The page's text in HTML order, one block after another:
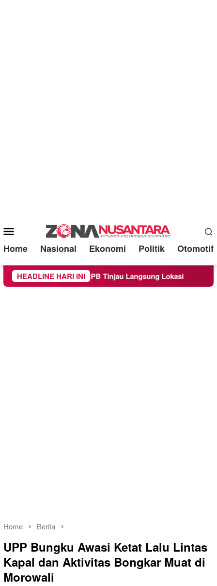
Mobile
Menu
Home Nasional Ekonomi Politik Otomotif
HEADLINE HARI INI
Malang, Kepala BNPB Tinjau Langsung Lokasi
Home Berita
UPP Bungku Awasi Ketat Lalu Lintas
Kapal dan Aktivitas Bongkar Muat di
Morowali